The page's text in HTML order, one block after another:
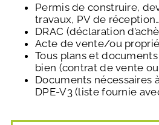
Permis de construire,
travaux, PV de réception…
DRAC (déclaration
Acte de vente/ou
Tous plans et
bien (contrat de vente
Documents nécessaires
DPE-V3 (liste fournie